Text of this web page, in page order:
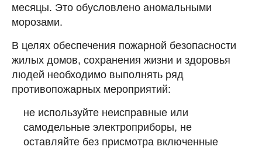
месяцы. Это обусловлено аномальными
морозами.
В целях обеспечения пожарной безопасности
жилых домов, сохранения жизни и здоровья
людей необходимо выполнять ряд
противопожарных мероприятий:
не используйте неисправные или
самодельные электроприборы, не
оставляйте без присмотра включенные